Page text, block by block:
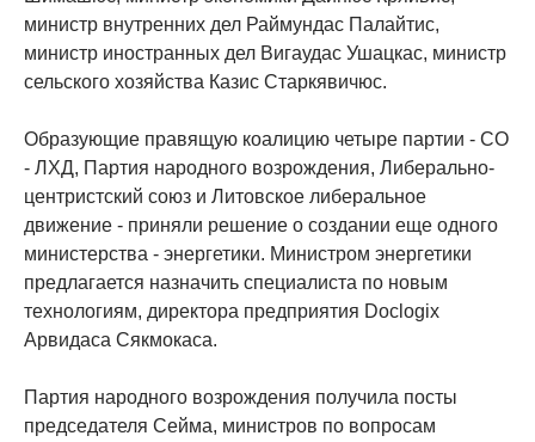
министр внутренних дел Раймундас Палайтис,
министр иностранных дел Вигаудас Ушацкас, министр
сельского хозяйства Казис Старкявичюс.
Образующие правящую коалицию четыре партии - СО
- ЛХД, Партия народного возрождения, Либерально-
центристский союз и Литовское либеральное
движение - приняли решение о создании еще одного
министерства - энергетики. Министром энергетики
предлагается назначить специалиста по новым
технологиям, директора предприятия Doclogix
Арвидаса Сякмокаса.
Партия народного возрождения получила посты
председателя Сейма, министров по вопросам